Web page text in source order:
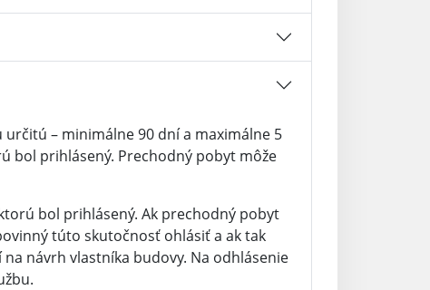
– minimálne 90 dní a maximálne 5
bol prihlásený. Prechodný pobyt môže
bol prihlásený. Ak prechodný pobyt
túto skutočnosť ohlásiť a ak tak
návrh vlastníka budovy. Na odhlásenie